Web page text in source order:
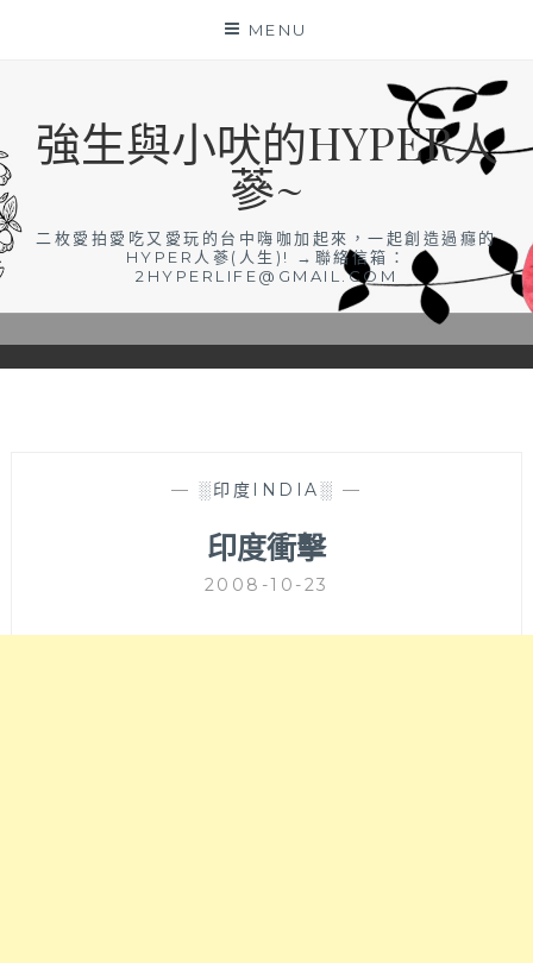
MENU
強生與小吠的HYPER人
蔘~
二枚愛拍愛吃又愛玩的台中嗨咖加起來，一起創造過癮的
HYPER人蔘(人生)! →聯絡信箱：
2HYPERLIFE@GMAIL.COM
— ░印度INDIA░ —
印度衝擊
2008-10-23